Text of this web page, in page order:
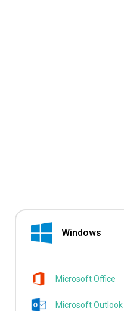
Windows
Microsoft Office
Microsoft Outlook